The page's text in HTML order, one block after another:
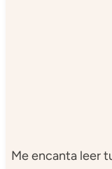
Me encanta leer